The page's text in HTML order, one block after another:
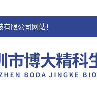
限公司网站！